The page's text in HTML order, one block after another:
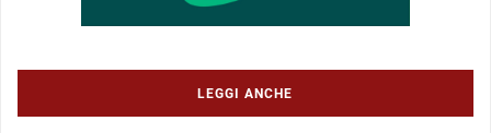
LEGGI ANCHE